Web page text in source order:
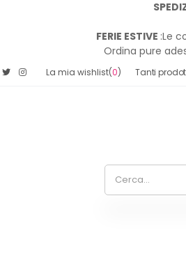
FERIE ESTIVE :Le
Ordina pure
La mia wishlist(0) Tanti